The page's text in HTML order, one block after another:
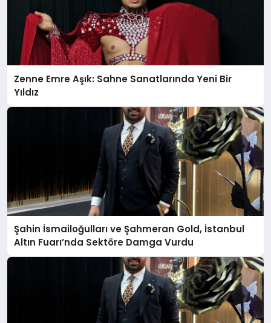
Zenne Emre Aşık: Sahne Sanatlarında Yeni Bir
Yıldız
Şahin İsmailoğulları ve Şahmeran Gold, İstanbul
Altın Fuarı’nda Sektöre Damga Vurdu